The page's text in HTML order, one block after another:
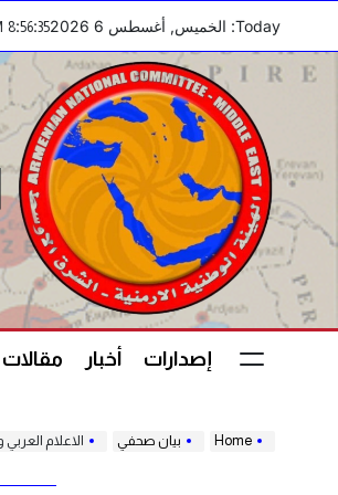
content
Today: الخميس, أغسطس 6 2026 8:56:35
إصدارات أخبار مقالات
Home بيان صحفي الاعلام